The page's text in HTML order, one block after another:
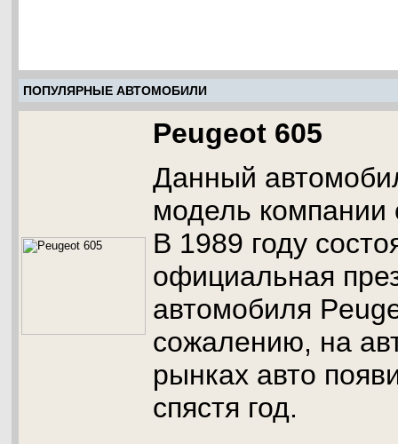
ПОПУЛЯРНЫЕ АВТОМОБИЛИ
Peugeot 605
Данный
модель
В 1989 году
официальная
автомобиля
сожалению, на
рынках авто
спястя год.